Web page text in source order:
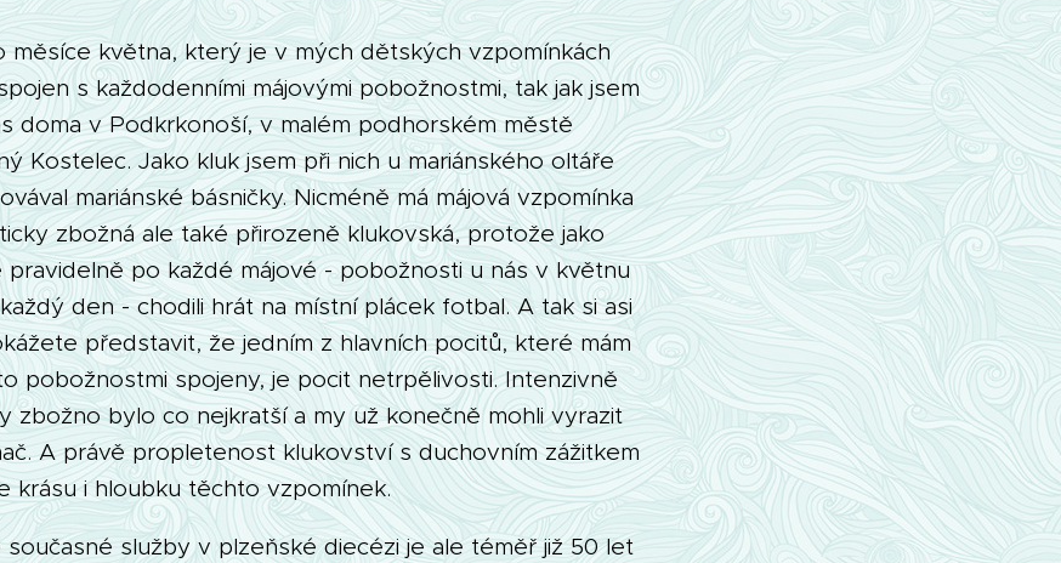
měsíce května, který je v mých dětských vzpomínkách
s každodenními májovými pobožnostmi, tak jak jsem
doma v Podkrkonoší, v malém podhorském městě
Kostelec. Jako kluk jsem při nich u mariánského oltáře
mariánské básničky. Nicméně má májová vzpomínka
zbožná ale také přirozeně klukovská, protože jako
pravidelně po každé májové - pobožnosti u nás v květnu
den - chodili hrát na místní plácek fotbal. A tak si asi
představit, že jedním z hlavních pocitů, které mám
pobožnostmi spojeny, je pocit netrpělivosti. Intenzivně
zbožno bylo co nejkratší a my už konečně mohli vyrazit
A právě propletenost klukovství s duchovním zážitkem
krásu i hloubku těchto vzpomínek.
služby v plzeňské diecézi je ale téměř již 50 let